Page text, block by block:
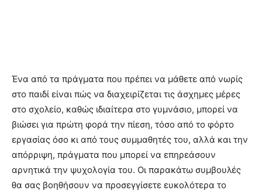
Ένα από τα πράγματα που πρέπει να μάθετε από νωρίς
στο παιδί είναι πώς να διαχειρίζεται τις άσχημες μέρες
στο σχολείο, καθώς ιδιαίτερα στο γυμνάσιο, μπορεί να
βιώσει για πρώτη φορά την πίεση, τόσο από το φόρτο
εργασίας όσο κι από τους συμμαθητές του, αλλά και την
απόρριψη, πράγματα που μπορεί να επηρεάσουν
αρνητικά την ψυχολογία του. Οι παρακάτω συμβουλές
θα σας βοηθήσουν να προσεγγίσετε ευκολότερα το